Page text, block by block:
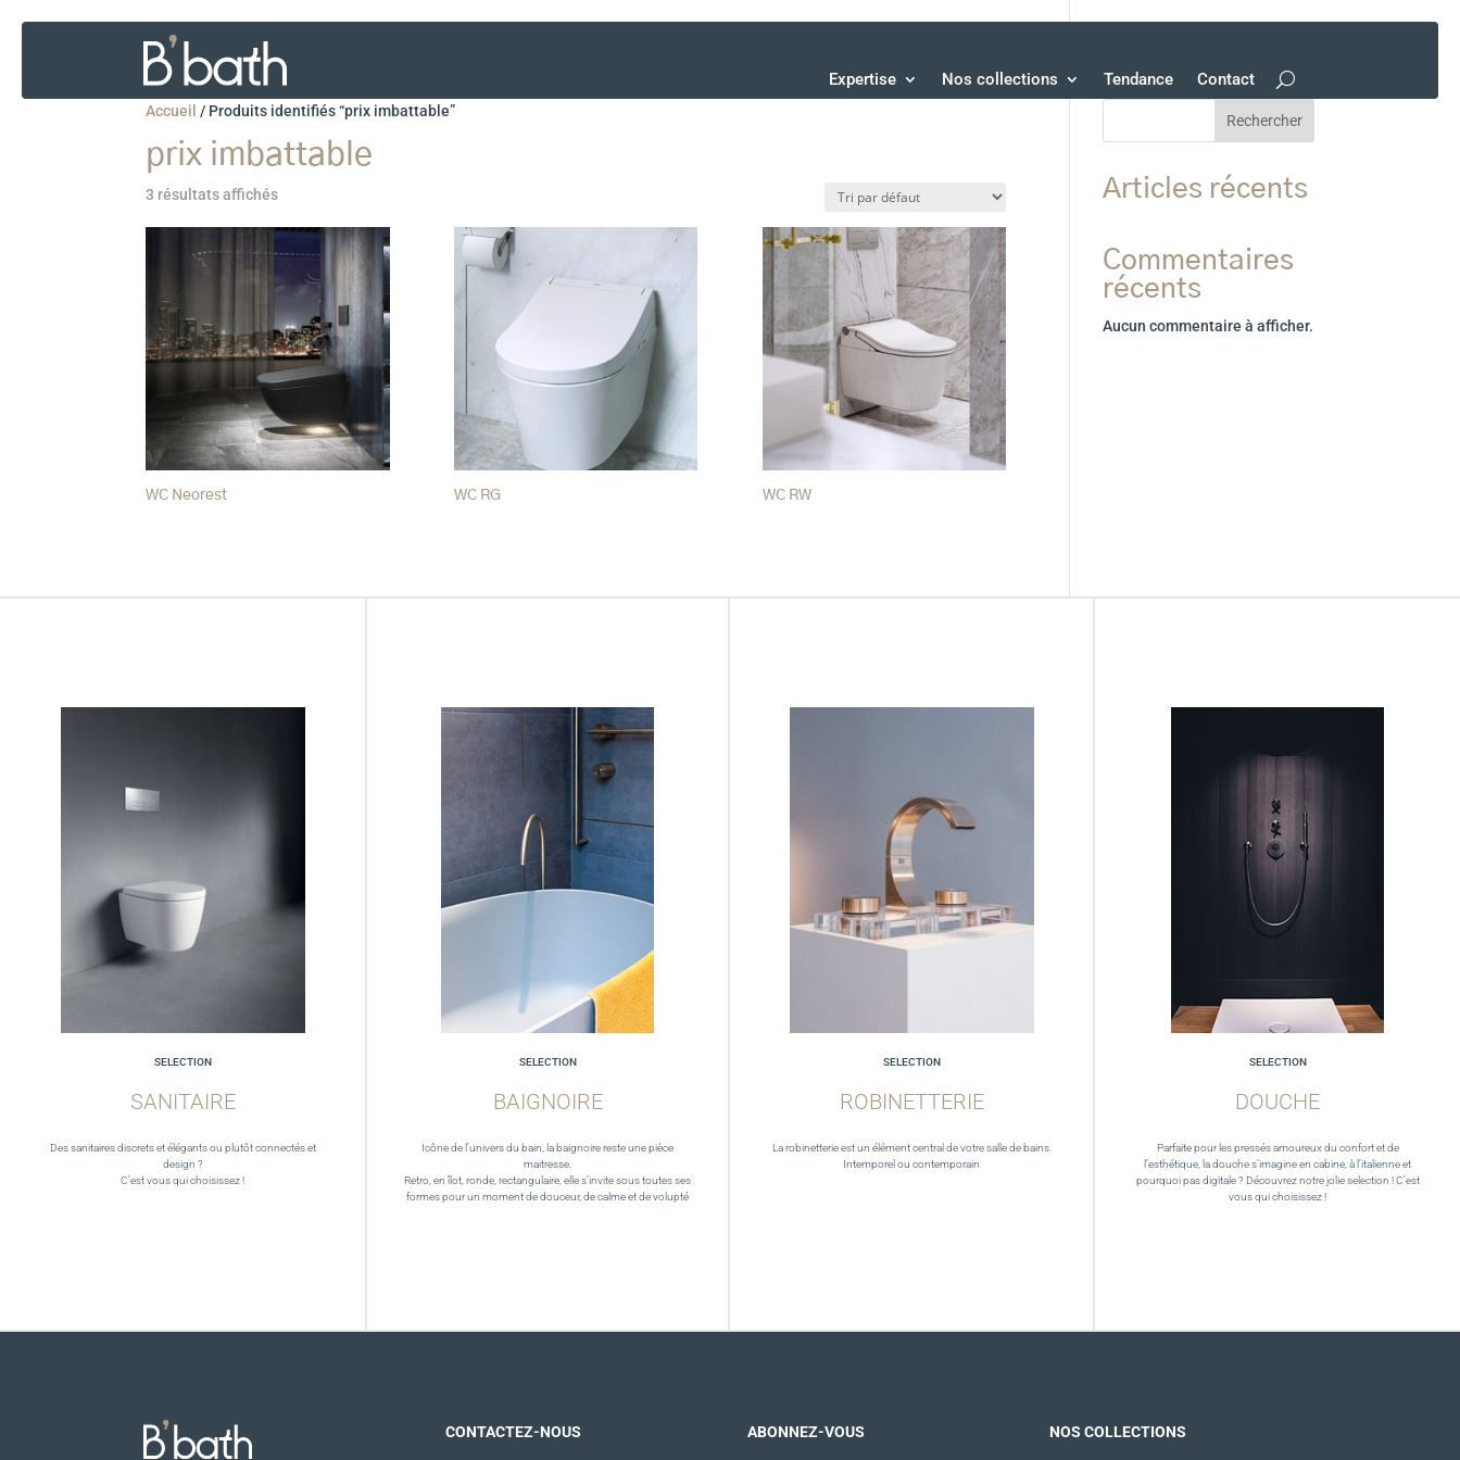
Expertise Nos collections Tendance Contact
Accueil / Produits identifiés “prix imbattable”
prix imbattable
3 résultats affichés
WC Neorest WC RG WC RW
Rechercher
Articles récents
Commentaires
récents
Aucun commentaire à afficher.
SELECTION
SANITAIRE
Des sanitaires discrets et élégants ou plutôt connectés et
design ?
C’est vous qui choisissez !
SELECTION
BAIGNOIRE
Icône de l’univers du bain, la baignoire reste une pièce
maitresse.
Retro, en îlot, ronde, rectangulaire, elle s’invite sous toutes ses
formes pour un moment de douceur, de calme et de volupté
SELECTION
ROBINETTERIE
La robinetterie est un élément central de votre salle de bains.
Intemporel ou contemporain
SELECTION
DOUCHE
Parfaite pour les pressés amoureux du confort et de
l’esthétique, la douche s’imagine en cabine, à l’italienne et
pourquoi pas digitale ? Découvrez notre jolie selection ! C’est
vous qui choisissez !
CONTACTEZ-NOUS ABONNEZ-VOUS NOS COLLECTIONS